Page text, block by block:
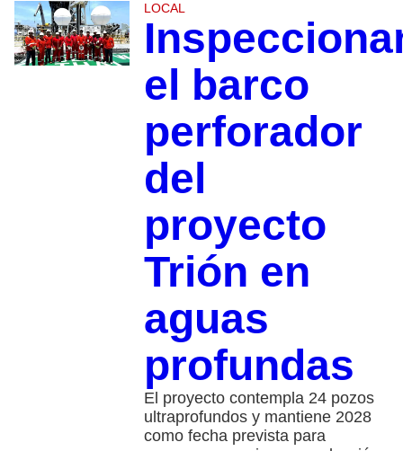
LOCAL
el barco
perforador
del
proyecto
Trión en
aguas
profundas
El proyecto contempla 24 pozos
ultraprofundos y mantiene 2028
como fecha prevista para